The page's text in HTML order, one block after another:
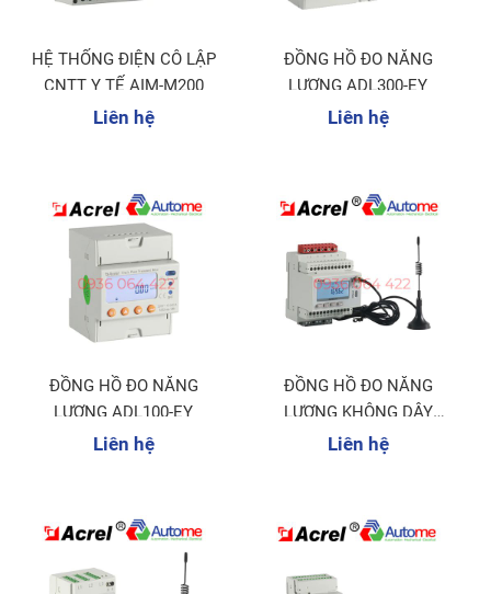
HỆ THỐNG ĐIỆN CÔ LẬP
CNTT Y TẾ AIM-M200
Liên hệ
ĐỒNG HỒ ĐO NĂNG
LƯỢNG ADL300-EY
Liên hệ
ĐỒNG HỒ ĐO NĂNG
LƯỢNG ADL100-EY
Liên hệ
ĐỒNG HỒ ĐO NĂNG
LƯỢNG KHÔNG DÂY
ADW300
Liên hệ